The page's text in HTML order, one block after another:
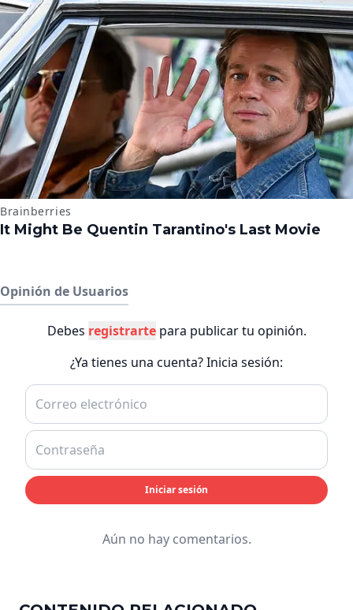
Opinión de Usuarios
Debes registrartepara publicar tu opinión.
¿Ya tienes una cuenta? Inicia sesión:
Iniciar sesión
Aún no hay comentarios.